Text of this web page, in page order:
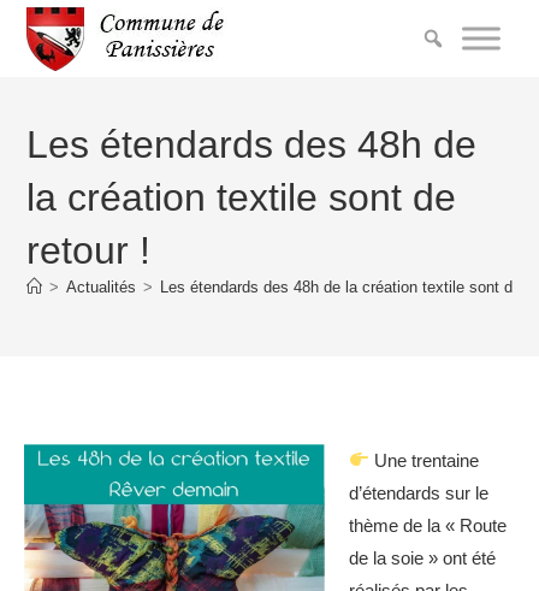
Les étendards des 48h de
la création textile sont de
retour !
> Actualités > Les étendards des 48h de la création textile sont de
Une trentaine
d’étendards sur le
thème de la « Route
de la soie » ont été